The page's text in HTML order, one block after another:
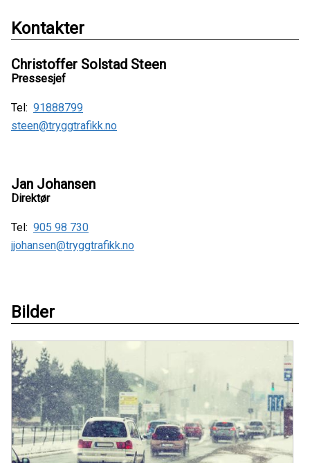
Kontakter
Christoffer Solstad Steen
Pressesjef
Tel: 91888799
steen@tryggtrafikk.no
Jan Johansen
Direktør
Tel: 905 98 730
jjohansen@tryggtrafikk.no
Bilder